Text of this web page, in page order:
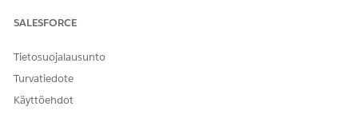
SALESFORCE
Tietosuojalausunto
Turvatiedote
Käyttöehdot